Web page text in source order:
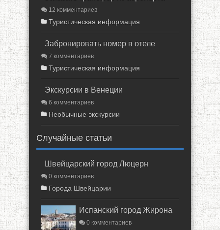
12 комментариев
Туристическая информация
Забронировать номер в отеле
7 комментариев
Туристическая информация
Экскурсии в Венеции
6 комментариев
Необычные экскурсии
Случайные статьи
Швейцарский город Люцерн
0 комментариев
Города Швейцарии
Испанский город Жирона
0 комментариев